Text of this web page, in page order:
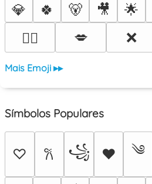
💎
🍀 🐻 🎥 🌟
❤️‍🔥
💋 ❌
Mais Emoji ▸▸
Símbolos Populares
♡ 𐙚 ꧁ ♥ ༄